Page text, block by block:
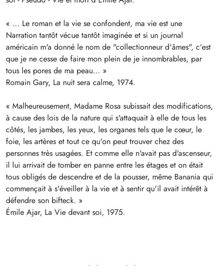
« ... Le roman et la vie se confondent, ma vie est une
Narration tantôt vécue tantôt imaginée et si un journal
américain m'a donné le nom de "collectionneur d'âmes", c'est
que je ne cesse de faire mon plein de je innombrables, par
tous les pores de ma peau... »
Romain Gary, La nuit sera calme, 1974.
« Malheureusement, Madame Rosa subissait des modifications,
à cause des lois de la nature qui s'attaquait à elle de tous les
côtés, les jambes, les yeux, les organes tels que le cœur, le
foie, les artères et tout ce qu'on peut trouver chez des
personnes très usagées. Et comme elle n'avait pas d'ascenseur,
il lui arrivait de tomber en panne entre les étages et on était
tous obligés de descendre et de la pousser, même Banania qui
commençait à s'éveiller à la vie et à sentir qu'il avait intérêt à
défendre son bifteck. »
Émile Ajar, La Vie devant soi, 1975.